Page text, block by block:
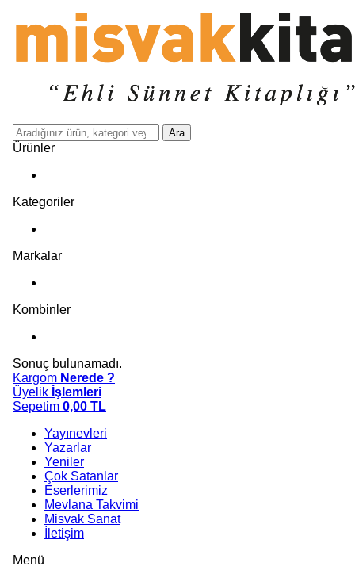
Ara
Ürünler
Kategoriler
Markalar
Kombinler
Sonuç bulunamadı.
Kargom Nerede ?
Üyelik İşlemleri
Sepetim 0,00 TL
Yayınevleri
Yazarlar
Yeniler
Çok Satanlar
Eserlerimiz
Mevlana Takvimi
Misvak Sanat
İletişim
Menü